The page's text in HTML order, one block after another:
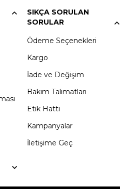
SIKÇA SORULAN
SORULAR
Ödeme Seçenekleri
Kargo
İade ve Değişim
Bakım Talimatları
Etik Hattı
Kampanyalar
İletişime Geç